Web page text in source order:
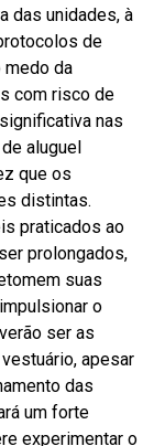
das unidades, à
de
medo da
com risco de
nas
aluguel
que os
distintas.
praticados ao
prolongados,
suas
o
ser as
apesar
das
um forte
experimentar o